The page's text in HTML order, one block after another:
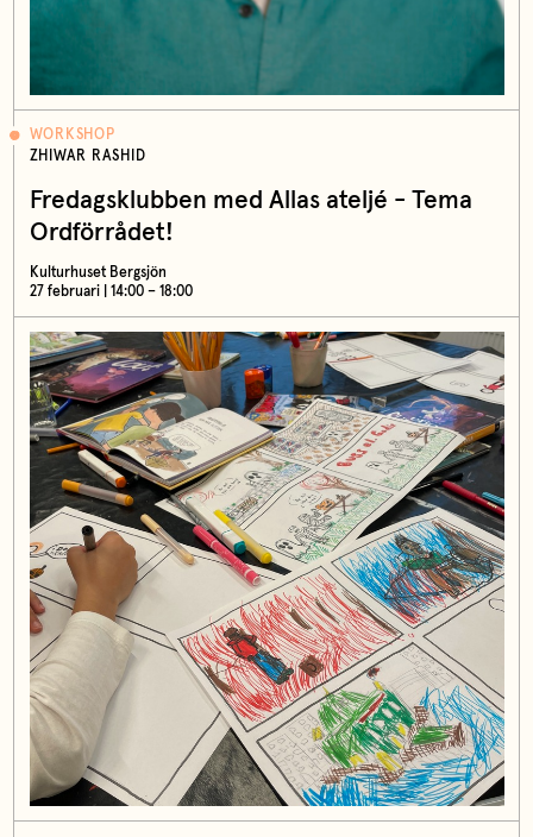
WORKSHOP
ZHIWAR RASHID
Fredagsklubben med Allas ateljé - Tema
Ordförrådet!
Kulturhuset Bergsjön
27 februari | 14:00 – 18:00